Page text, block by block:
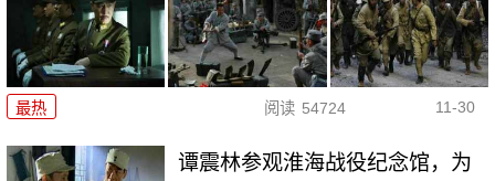
最热 阅读 54724 11-30
谭震林参观淮海战役纪念馆，为